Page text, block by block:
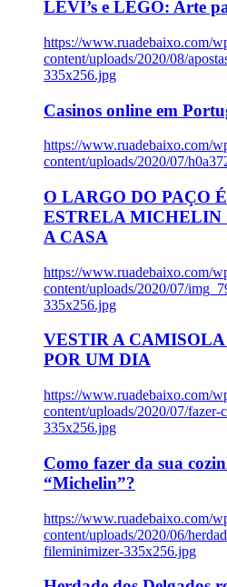
LEVI’s e LEGO: Arte
https://www.ruadebaixo.com/
content/uploads/2020/08/
335x256.jpg
Casinos online em
https://www.ruadebaixo.com/
content/uploads/2020/07/
O LARGO DO PAÇO
ESTRELA MICHELIN
A CASA
https://www.ruadebaixo.com/
content/uploads/2020/07/
335x256.jpg
VESTIR A CAMISOLA
POR UM DIA
https://www.ruadebaixo.com/
content/uploads/2020/07/fazer-
335x256.jpg
Como fazer da sua
“Michelin”?
https://www.ruadebaixo.com/
content/uploads/2020/06/
fileminimizer-335x256.jpg